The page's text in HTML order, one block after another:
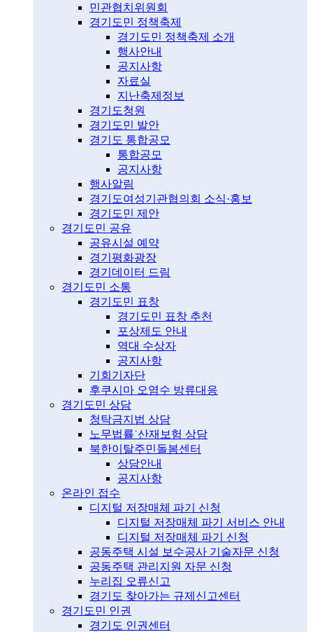
민관협치위원회
경기도민 정책축제
경기도민 정책축제 소개
행사안내
공지사항
자료실
지난축제정보
경기도청원
경기도민 발안
경기도 통합공모
통합공모
공지사항
행사알림
경기도여성기관협의회 소식·홍보
경기도민 제안
경기도민 공유
공유시설 예약
경기평화광장
경기데이터 드림
경기도민 소통
경기도민 표창
경기도민 표창 추천
포상제도 안내
역대 수상자
공지사항
기회기자단
후쿠시마 오염수 방류대응
경기도민 상담
청탁금지법 상담
노무법률˙산재보험 상담
북한이탈주민돌봄센터
상담안내
공지사항
온라인 접수
디지털 저장매체 파기 신청
디지털 저장매체 파기 서비스 안내
디지털 저장매체 파기 신청
공동주택 시설 보수공사 기술자문 신청
공동주택 관리지원 자문 신청
누리집 오류신고
경기도 찾아가는 규제신고센터
경기도민 인권
경기도 인권센터